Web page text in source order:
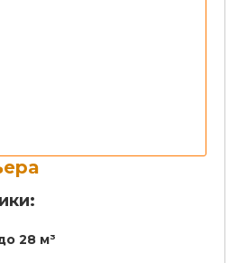
28 м³